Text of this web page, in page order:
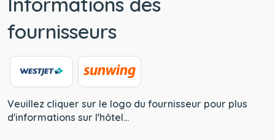
fournisseurs
Veuillez cliquer sur le logo du fournisseur pour plus
d'informations sur l'hôtel...